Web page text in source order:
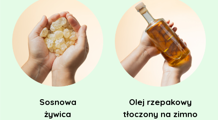
Sosnowa
żywica
Olej rzepakowy
tłoczony na zimno